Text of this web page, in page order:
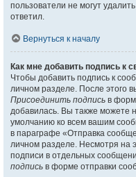
пользователи не могут
ответил.
Вернуться к началу
Как мне добавить подпись к
Чтобы добавить подпись к
личном разделе. После этого
Присоединить подпись в
добавилась. Вы также можете
умолчанию ко всем вашим
в параграфе «Отправка
личном разделе. Несмотря на
подписи в отдельных
подпись в форме отправки